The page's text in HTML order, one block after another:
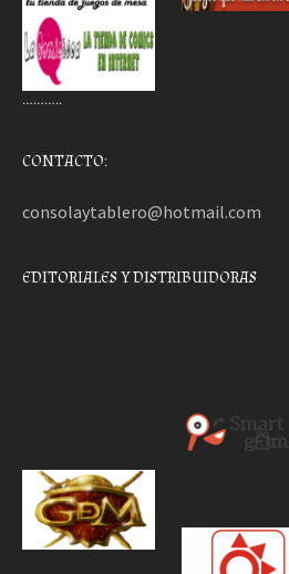
………..
CONTACTO:
consolaytablero@hotmail.com
EDITORIALES Y DISTRIBUIDORAS